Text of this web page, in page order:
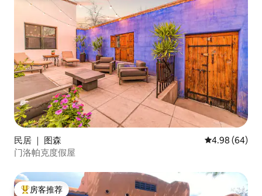
民居 ｜ 图森 平均评分 4.98
4.98 (64)
门洛帕克度假屋
房客推荐